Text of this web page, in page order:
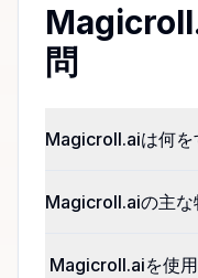
問
Magicroll.aiは何を
Magicroll.aiの主な
Magicroll.aiを使